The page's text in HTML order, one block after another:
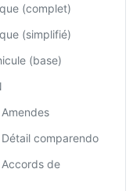
(complet)
(simplifié)
(base)
comparendo
de